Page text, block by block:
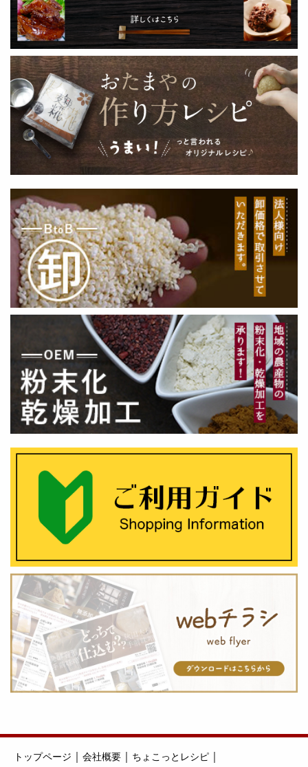
トップページ ｜ 会社概要 ｜ ちょこっとレシピ ｜